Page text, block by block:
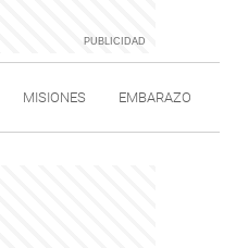
MISIONES EMBARAZO